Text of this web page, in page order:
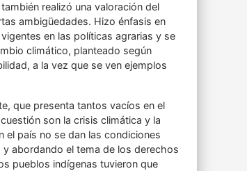
realizó una valoración del
ambigüedades. Hizo énfasis en
en las políticas agrarias y se
climático, planteado según
a la vez que se ven ejemplos
que presenta tantos vacíos en el
son la crisis climática y la
el país no se dan las condiciones
abordando el tema de los derechos
pueblos indígenas tuvieron que